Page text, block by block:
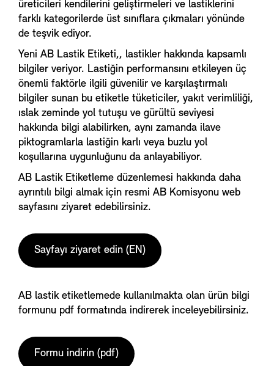
üreticileri kendilerini geliştirmeleri ve lastiklerini
farklı kategorilerde üst sınıflara çıkmaları yönünde
de teşvik ediyor.
Yeni AB Lastik Etiketi,, lastikler hakkında kapsamlı
bilgiler veriyor. Lastiğin performansını etkileyen üç
önemli faktörle ilgili güvenilir ve karşılaştırmalı
bilgiler sunan bu etiketle tüketiciler, yakıt verimliliği,
ıslak zeminde yol tutuşu ve gürültü seviyesi
hakkında bilgi alabilirken, aynı zamanda ilave
piktogramlarla lastiğin karlı veya buzlu yol
koşullarına uygunluğunu da anlayabiliyor.
AB Lastik Etiketleme düzenlemesi hakkında daha
ayrıntılı bilgi almak için resmi AB Komisyonu web
sayfasını ziyaret edebilirsiniz.
Sayfayı ziyaret edin (EN)
AB lastik etiketlemede kullanılmakta olan ürün bilgi
formunu pdf formatında indirerek inceleyebilirsiniz.
Formu indirin (pdf)